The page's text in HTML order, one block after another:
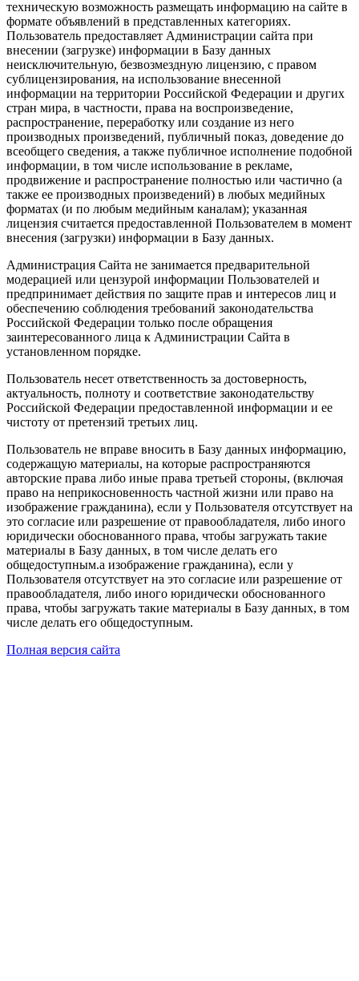
техническую возможность размещать информацию на сайте в
формате объявлений в представленных категориях.
Пользователь предоставляет Администрации сайта при
внесении (загрузке) информации в Базу данных
неисключительную, безвозмездную лицензию, с правом
сублицензирования, на использование внесенной
информации на территории Российской Федерации и других
стран мира, в частности, права на воспроизведение,
распространение, переработку или создание из него
производных произведений, публичный показ, доведение до
всеобщего сведения, а также публичное исполнение подобной
информации, в том числе использование в рекламе,
продвижение и распространение полностью или частично (а
также ее производных произведений) в любых медийных
форматах (и по любым медийным каналам); указанная
лицензия считается предоставленной Пользователем в момент
внесения (загрузки) информации в Базу данных.
Администрация Сайта не занимается предварительной
модерацией или цензурой информации Пользователей и
предпринимает действия по защите прав и интересов лиц и
обеспечению соблюдения требований законодательства
Российской Федерации только после обращения
заинтересованного лица к Администрации Сайта в
установленном порядке.
Пользователь несет ответственность за достоверность,
актуальность, полноту и соответствие законодательству
Российской Федерации предоставленной информации и ее
чистоту от претензий третьих лиц.
Пользователь не вправе вносить в Базу данных информацию,
содержащую материалы, на которые распространяются
авторские права либо иные права третьей стороны, (включая
право на неприкосновенность частной жизни или право на
изображение гражданина), если у Пользователя отсутствует на
это согласие или разрешение от правообладателя, либо иного
юридически обоснованного права, чтобы загружать такие
материалы в Базу данных, в том числе делать его
общедоступным.а изображение гражданина), если у
Пользователя отсутствует на это согласие или разрешение от
правообладателя, либо иного юридически обоснованного
права, чтобы загружать такие материалы в Базу данных, в том
числе делать его общедоступным.
Полная версия сайта